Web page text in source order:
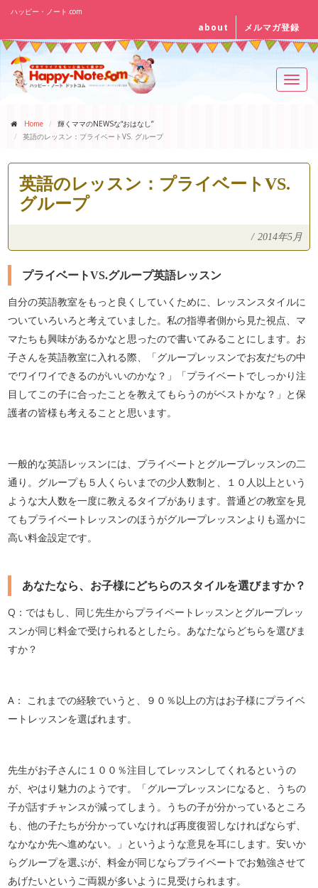
ハッピー・ノート.com
about メルマガ登録
Home
輝くママのNEWSな“おはなし”
英語のレッスン：プライベートVS. グループ
英語のレッスン：プライベートVS.
グループ
/ 2014年5月
プライベートVS.グループ英語レッスン
自分の英語教室をもっと良くしていくために、レッスンスタイルに
ついていろいろと考えていました。私の指導者側から見た視点、マ
マたちも興味があるかなと思ったので書いてみることにします。お
子さんを英語教室に入れる際、「グループレッスンでお友だちの中
でワイワイできるのがいいのかな？」「プライベートでしっかり注
目してこの子に合ったことを教えてもらうのがベストかな？」と保
護者の皆様も考えることと思います。
一般的な英語レッスンには、プライベートとグループレッスンの二
通り。グループも５人くらいまでの少人数制と、１０人以上という
ような大人数を一度に教えるタイプがあります。普通どの教室を見
てもプライベートレッスンのほうがグループレッスンよりも遥かに
高い料金設定です。
あなたなら、お子様にどちらのスタイルを選びますか？
Q：ではもし、同じ先生からプライベートレッスンとグループレッ
スンが同じ料金で受けられるとしたら。あなたならどちらを選びま
すか？
A： これまでの経験でいうと、９０％以上の方はお子様にプライベ
ートレッスンを選ばれます。
先生がお子さんに１００％注目してレッスンしてくれるというの
が、やはり魅力のようです。「グループレッスンになると、うちの
子が話すチャンスが減ってしまう。うちの子が分かっているところ
も、他の子たちが分かっていなければ再度復習しなければならず、
なかなか先へ進めない。」というような意見を耳にします。安いか
らグループを選ぶが、料金が同じならプライベートでお勉強させて
あげたいというご両親が多いように見受けられます。